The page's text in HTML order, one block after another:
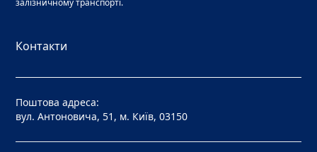
залізничному транспорті.
Контакти
Поштова адреса:
вул. Антоновича, 51, м. Київ, 03150